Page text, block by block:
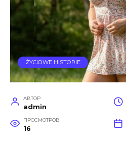
ŻYCIOWE HISTORIE
АВТОР
admin
ПРОСМОТРОВ
16